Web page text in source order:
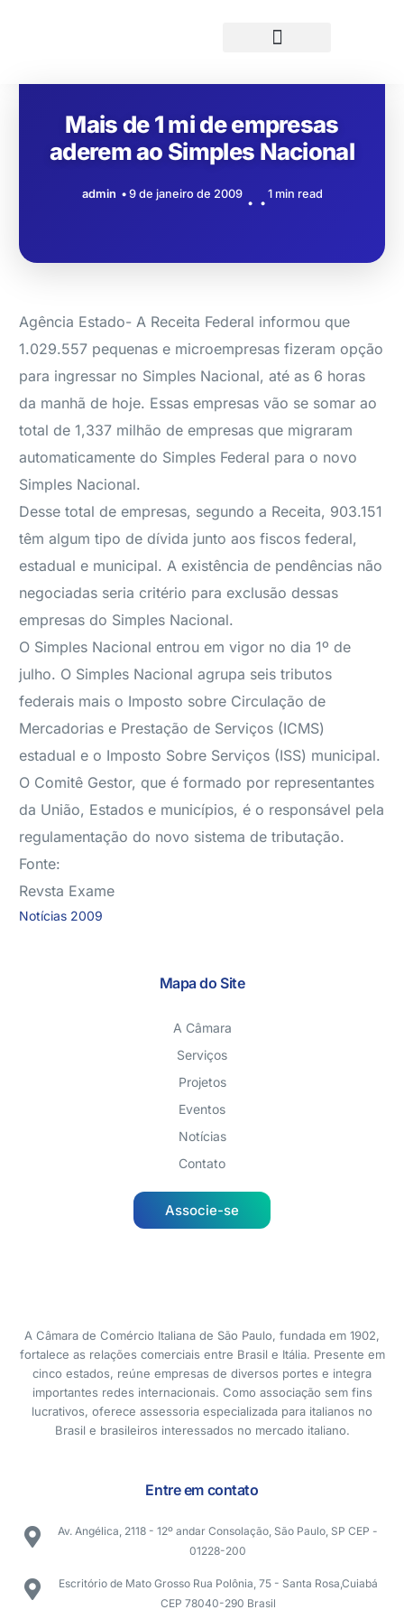
Mais de 1 mi de empresas
aderem ao Simples Nacional
admin 9 de janeiro de 2009 1 min read
Agência Estado- A Receita Federal informou que
1.029.557 pequenas e microempresas fizeram opção
para ingressar no Simples Nacional, até as 6 horas
da manhã de hoje. Essas empresas vão se somar ao
total de 1,337 milhão de empresas que migraram
automaticamente do Simples Federal para o novo
Simples Nacional.
Desse total de empresas, segundo a Receita, 903.151
têm algum tipo de dívida junto aos fiscos federal,
estadual e municipal. A existência de pendências não
negociadas seria critério para exclusão dessas
empresas do Simples Nacional.
O Simples Nacional entrou em vigor no dia 1º de
julho. O Simples Nacional agrupa seis tributos
federais mais o Imposto sobre Circulação de
Mercadorias e Prestação de Serviços (ICMS)
estadual e o Imposto Sobre Serviços (ISS) municipal.
O Comitê Gestor, que é formado por representantes
da União, Estados e municípios, é o responsável pela
regulamentação do novo sistema de tributação.
Fonte:
Revsta Exame
Notícias 2009
Mapa do Site
A Câmara
Serviços
Projetos
Eventos
Notícias
Contato
Associe-se
A Câmara de Comércio Italiana de São Paulo, fundada em 1902,
fortalece as relações comerciais entre Brasil e Itália. Presente em
cinco estados, reúne empresas de diversos portes e integra
importantes redes internacionais. Como associação sem fins
lucrativos, oferece assessoria especializada para italianos no
Brasil e brasileiros interessados no mercado italiano.
Entre em contato
Av. Angélica, 2118 - 12º andar Consolação, São Paulo, SP CEP -
01228-200
Escritório de Mato Grosso Rua Polônia, 75 - Santa Rosa,Cuiabá
CEP 78040-290 Brasil